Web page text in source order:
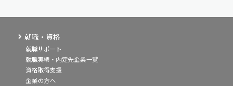
就職・資格
就職サポート
就職実績・内定先企業一覧
資格取得支援
企業の方へ